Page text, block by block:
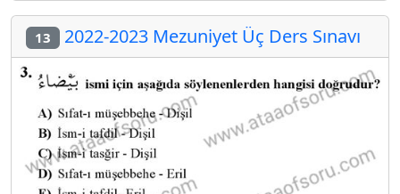
13 2022-2023 Mezuniyet Üç Ders Sınavı